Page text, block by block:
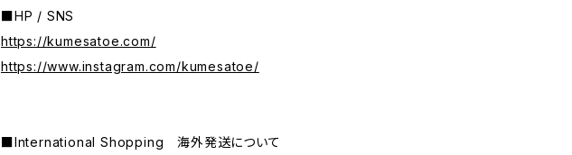
■HP / SNS
https://kumesatoe.com/
https://www.instagram.com/kumesatoe/
■International Shopping 海外発送について